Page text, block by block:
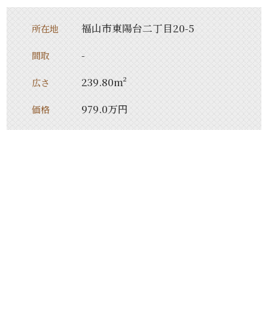
所在地 福山市東陽台二丁目20-5
間取 -
広さ 239.80m²
価格 979.0万円